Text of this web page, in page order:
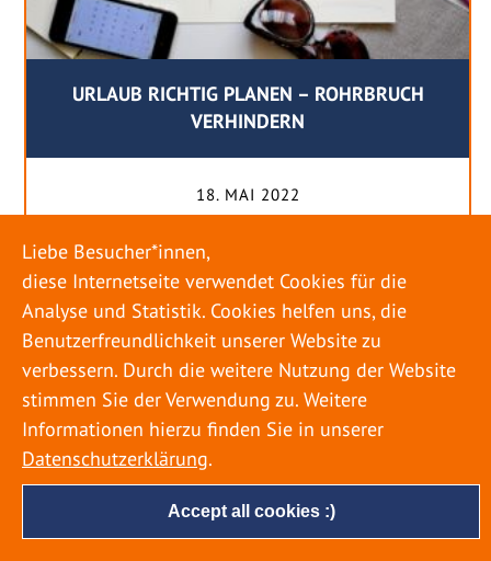
URLAUB RICHTIG PLANEN – ROHRBRUCH
VERHINDERN
18. MAI 2022
genießen ihren Urlaub. Dabei zieht es die Einen
weiter weg, die Anderen bleiben dann doch
lieber in der Heimat. Wenn Sie für eine längere
Zeit wegfahren möchten, gibt es einige Dinge zu
beachten, damit nicht anschließend eine böse
Überraschung auf Sie wartet. Um einen
möglichst entspannten Urlaub zu […]
Accept all cookies :)
Liebe Besucher*innen,
diese Internetseite verwendet Cookies für die
Analyse und Statistik. Cookies helfen uns, die
Benutzerfreundlichkeit unserer Website zu
verbessern. Durch die weitere Nutzung der Website
stimmen Sie der Verwendung zu. Weitere
Informationen hierzu finden Sie in unserer
Datenschutzerklärung.